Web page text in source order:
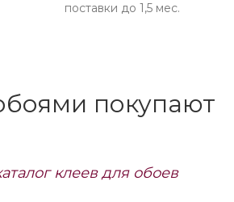
поставки до 1,5 мес.
покупают
клеев для обоев